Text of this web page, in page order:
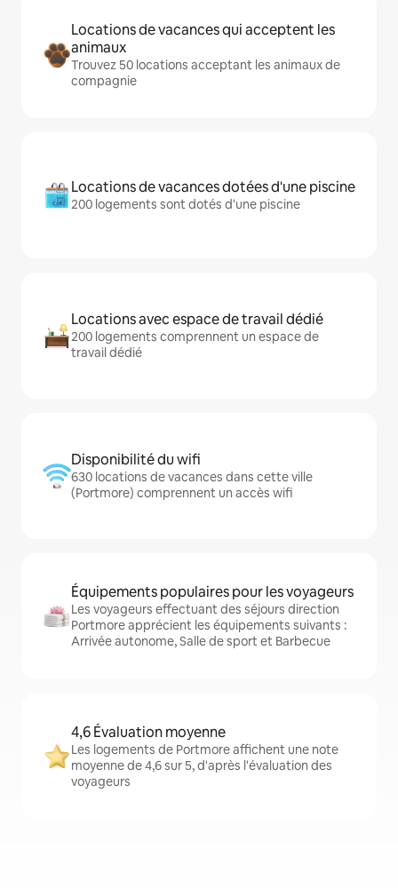
Locations de vacances qui acceptent les
animaux
Trouvez 50 locations acceptant les animaux de
compagnie
Locations de vacances dotées d'une piscine
200 logements sont dotés d'une piscine
Locations avec espace de travail dédié
200 logements comprennent un espace de
travail dédié
Disponibilité du wifi
630 locations de vacances dans cette ville
(Portmore) comprennent un accès wifi
Équipements populaires pour les voyageurs
Les voyageurs effectuant des séjours direction
Portmore apprécient les équipements suivants :
Arrivée autonome, Salle de sport et Barbecue
4,6 Évaluation moyenne
Les logements de Portmore affichent une note
moyenne de 4,6 sur 5, d'après l'évaluation des
voyageurs